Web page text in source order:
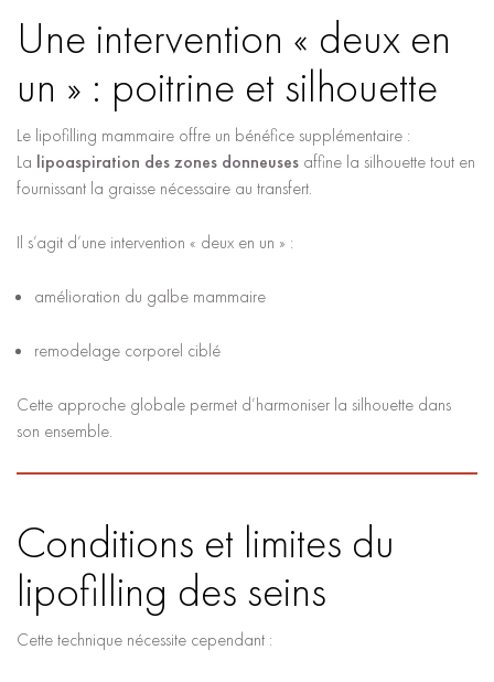
Une intervention « deux en
un » : poitrine et silhouette
Le lipofilling mammaire offre un bénéfice supplémentaire :
La lipoaspiration des zones donneuses affine la silhouette tout en
fournissant la graisse nécessaire au transfert.
Il s’agit d’une intervention « deux en un » :
amélioration du galbe mammaire
remodelage corporel ciblé
Cette approche globale permet d’harmoniser la silhouette dans
son ensemble.
Conditions et limites du
lipofilling des seins
Cette technique nécessite cependant :